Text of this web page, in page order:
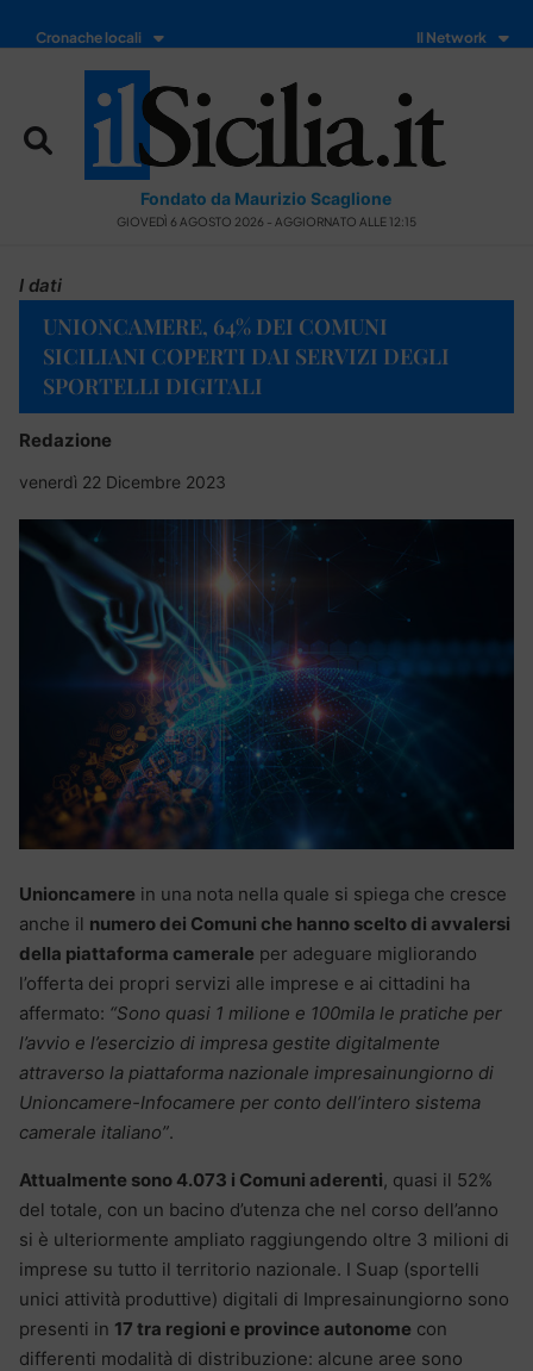
Cronache locali Il Network
Fondato da Maurizio Scaglione
GIOVEDÌ 6 AGOSTO 2026 - AGGIORNATO ALLE 12:15
I dati
UNIONCAMERE, 64% DEI COMUNI
SICILIANI COPERTI DAI SERVIZI DEGLI
SPORTELLI DIGITALI
Redazione
venerdì 22 Dicembre 2023
Unioncamere in una nota nella quale si spiega che cresce
anche il numero dei Comuni che hanno scelto di avvalersi
della piattaforma camerale per adeguare migliorando
l’offerta dei propri servizi alle imprese e ai cittadini ha
affermato: “Sono quasi 1 milione e 100mila le pratiche per
l’avvio e l’esercizio di impresa gestite digitalmente
attraverso la piattaforma nazionale impresainungiorno di
Unioncamere-Infocamere per conto dell’intero sistema
camerale italiano”.
Attualmente sono 4.073 i Comuni aderenti, quasi il 52%
del totale, con un bacino d’utenza che nel corso dell’anno
si è ulteriormente ampliato raggiungendo oltre 3 milioni di
imprese su tutto il territorio nazionale. I Suap (sportelli
unici attività produttive) digitali di Impresainungiorno sono
presenti in 17 tra regioni e province autonome con
differenti modalità di distribuzione: alcune aree sono